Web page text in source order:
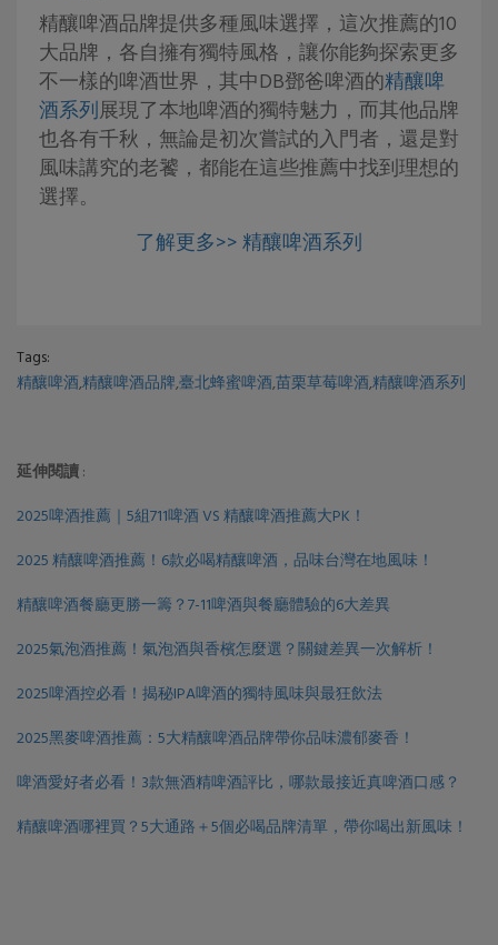
精釀啤酒品牌提供多種風味選擇，這次推薦的10
大品牌，各自擁有獨特風格，讓你能夠探索更多
不一樣的啤酒世界，其中DB鄧爸啤酒的精釀啤
酒系列展現了本地啤酒的獨特魅力，而其他品牌
也各有千秋，無論是初次嘗試的入門者，還是對
風味講究的老饕，都能在這些推薦中找到理想的
選擇。
了解更多>> 精釀啤酒系列
Tags:
精釀啤酒,精釀啤酒品牌,臺北蜂蜜啤酒,苗栗草莓啤酒,精釀啤酒系列
延伸閱讀:
2025啤酒推薦｜5組711啤酒 VS 精釀啤酒推薦大PK！
2025 精釀啤酒推薦！6款必喝精釀啤酒，品味台灣在地風味！
精釀啤酒餐廳更勝一籌？7-11啤酒與餐廳體驗的6大差異
2025氣泡酒推薦！氣泡酒與香檳怎麼選？關鍵差異一次解析！
2025啤酒控必看！揭秘IPA啤酒的獨特風味與最狂飲法
2025黑麥啤酒推薦：5大精釀啤酒品牌帶你品味濃郁麥香！
啤酒愛好者必看！3款無酒精啤酒評比，哪款最接近真啤酒口感？
精釀啤酒哪裡買？5大通路＋5個必喝品牌清單，帶你喝出新風味！